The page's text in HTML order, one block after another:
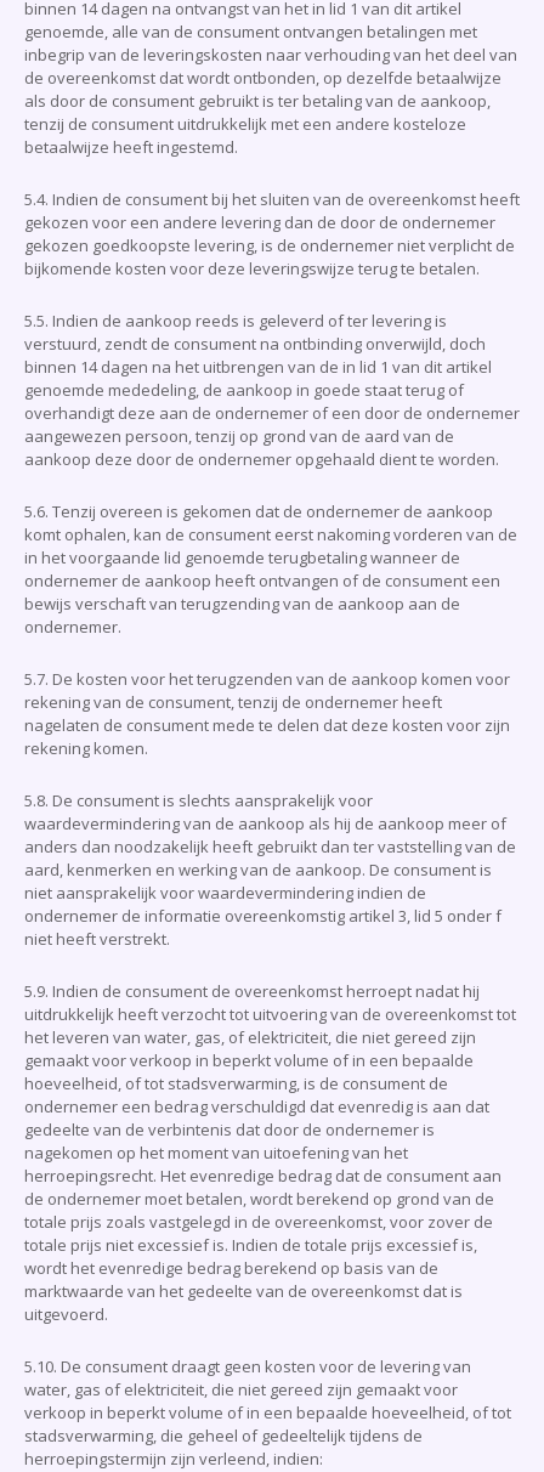
binnen 14 dagen na ontvangst van het in lid 1 van dit artikel
genoemde, alle van de consument ontvangen betalingen met
inbegrip van de leveringskosten naar verhouding van het deel van
de overeenkomst dat wordt ontbonden, op dezelfde betaalwijze
als door de consument gebruikt is ter betaling van de aankoop,
tenzij de consument uitdrukkelijk met een andere kosteloze
betaalwijze heeft ingestemd.
5.4. Indien de consument bij het sluiten van de overeenkomst heeft
gekozen voor een andere levering dan de door de ondernemer
gekozen goedkoopste levering, is de ondernemer niet verplicht de
bijkomende kosten voor deze leveringswijze terug te betalen.
5.5. Indien de aankoop reeds is geleverd of ter levering is
verstuurd, zendt de consument na ontbinding onverwijld, doch
binnen 14 dagen na het uitbrengen van de in lid 1 van dit artikel
genoemde mededeling, de aankoop in goede staat terug of
overhandigt deze aan de ondernemer of een door de ondernemer
aangewezen persoon, tenzij op grond van de aard van de
aankoop deze door de ondernemer opgehaald dient te worden.
5.6. Tenzij overeen is gekomen dat de ondernemer de aankoop
komt ophalen, kan de consument eerst nakoming vorderen van de
in het voorgaande lid genoemde terugbetaling wanneer de
ondernemer de aankoop heeft ontvangen of de consument een
bewijs verschaft van terugzending van de aankoop aan de
ondernemer.
5.7. De kosten voor het terugzenden van de aankoop komen voor
rekening van de consument, tenzij de ondernemer heeft
nagelaten de consument mede te delen dat deze kosten voor zijn
rekening komen.
5.8. De consument is slechts aansprakelijk voor
waardevermindering van de aankoop als hij de aankoop meer of
anders dan noodzakelijk heeft gebruikt dan ter vaststelling van de
aard, kenmerken en werking van de aankoop. De consument is
niet aansprakelijk voor waardevermindering indien de
ondernemer de informatie overeenkomstig artikel 3, lid 5 onder f
niet heeft verstrekt.
5.9. Indien de consument de overeenkomst herroept nadat hij
uitdrukkelijk heeft verzocht tot uitvoering van de overeenkomst tot
het leveren van water, gas, of elektriciteit, die niet gereed zijn
gemaakt voor verkoop in beperkt volume of in een bepaalde
hoeveelheid, of tot stadsverwarming, is de consument de
ondernemer een bedrag verschuldigd dat evenredig is aan dat
gedeelte van de verbintenis dat door de ondernemer is
nagekomen op het moment van uitoefening van het
herroepingsrecht. Het evenredige bedrag dat de consument aan
de ondernemer moet betalen, wordt berekend op grond van de
totale prijs zoals vastgelegd in de overeenkomst, voor zover de
totale prijs niet excessief is. Indien de totale prijs excessief is,
wordt het evenredige bedrag berekend op basis van de
marktwaarde van het gedeelte van de overeenkomst dat is
uitgevoerd.
5.10. De consument draagt geen kosten voor de levering van
water, gas of elektriciteit, die niet gereed zijn gemaakt voor
verkoop in beperkt volume of in een bepaalde hoeveelheid, of tot
stadsverwarming, die geheel of gedeeltelijk tijdens de
herroepingstermijn zijn verleend, indien: